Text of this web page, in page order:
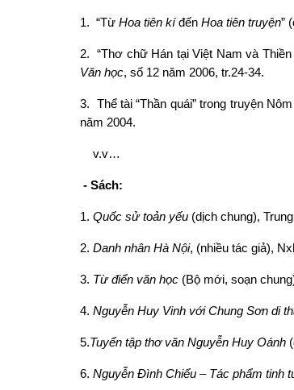
1. “Từ Hoa tiên kíđến Hoa tiên truyện”
2. “Thơ chữ Hán tại Việt Nam và
Văn học, số 12 năm 2006, tr.24-34.
3. Thể tài “Thần quái” trong truyện
năm 2004.
v.v…
- Sách:
1. Quốc sử toản yếu (dịch chung),
2. Danh nhân Hà Nội, (nhiều tác giả),
3. Từđiển văn học (Bộ mới, soạn
4. Nguyễn Huy Vinh với Chung Sơn di
5.Tuyển tập thơ văn Nguyễn Huy Oánh
6. Nguyễn Đình Chiểu – Tác phẩm tinh